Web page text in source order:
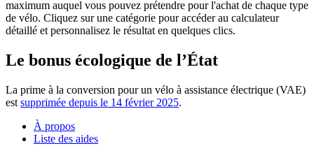
maximum auquel vous pouvez prétendre pour l'achat de chaque type
de vélo. Cliquez sur une catégorie pour accéder au calculateur
détaillé et personnalisez le résultat en quelques clics.
Le bonus écologique de l’État
La prime à la conversion pour un vélo à assistance électrique (VAE)
est supprimée depuis le 14 février 2025.
À propos
Liste des aides